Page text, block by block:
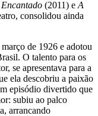
(2011) e A
consolidou ainda
de 1926 e adotou
O talento para os
se apresentava para a
ela descobriu a paixão
episódio divertido que
subiu ao palco
arrancando